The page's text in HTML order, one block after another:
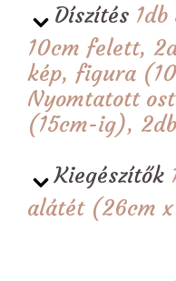
Díszítés
10cm felett,
kép, figura
Nyomtatott
(15cm-ig),
Kiegészítők
alátét (26cm